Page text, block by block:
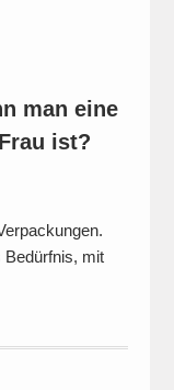
man eine
ist?
Bedürfnis, mit